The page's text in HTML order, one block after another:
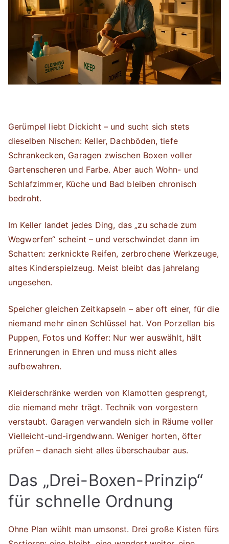
Gerümpel liebt Dickicht – und sucht sich stets
dieselben Nischen: Keller, Dachböden, tiefe
Schrankecken, Garagen zwischen Boxen voller
Gartenscheren und Farbe. Aber auch Wohn- und
Schlafzimmer, Küche und Bad bleiben chronisch
bedroht.
Im Keller landet jedes Ding, das „zu schade zum
Wegwerfen“ scheint – und verschwindet dann im
Schatten: zerknickte Reifen, zerbrochene Werkzeuge,
altes Kinderspielzeug. Meist bleibt das jahrelang
ungesehen.
Speicher gleichen Zeitkapseln – aber oft einer, für die
niemand mehr einen Schlüssel hat. Von Porzellan bis
Puppen, Fotos und Koffer: Nur wer auswählt, hält
Erinnerungen in Ehren und muss nicht alles
aufbewahren.
Kleiderschränke werden von Klamotten gesprengt,
die niemand mehr trägt. Technik von vorgestern
verstaubt. Garagen verwandeln sich in Räume voller
Vielleicht-und-irgendwann. Weniger horten, öfter
prüfen – danach sieht alles überschaubar aus.
Das „Drei-Boxen-Prinzip“
für schnelle Ordnung
Ohne Plan wühlt man umsonst. Drei große Kisten fürs